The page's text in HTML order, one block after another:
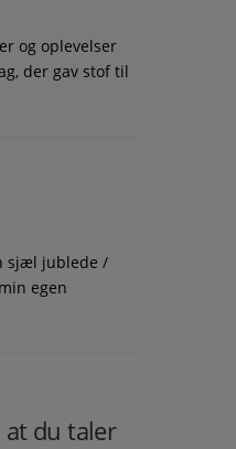
og oplevelser
der gav stof til
sjæl jublede /
egen
du taler